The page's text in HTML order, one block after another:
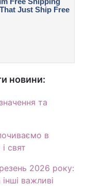
новини:
та
в
свят
2026 року:
важливі